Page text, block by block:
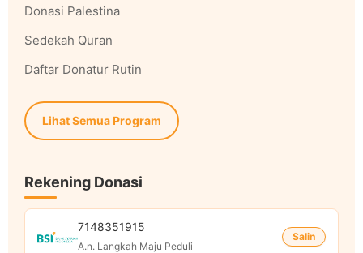
Donasi Palestina
Sedekah Quran
Daftar Donatur Rutin
Lihat Semua Program
Rekening Donasi
7148351915
A.n. Langkah Maju Peduli
Salin